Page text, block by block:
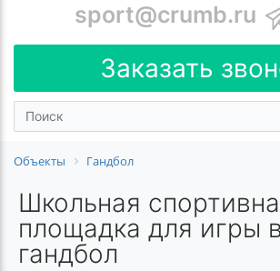
sport@crumb.ru
Заказать
Объекты Гандбол
Школьная
площадка для игры в
гандбол